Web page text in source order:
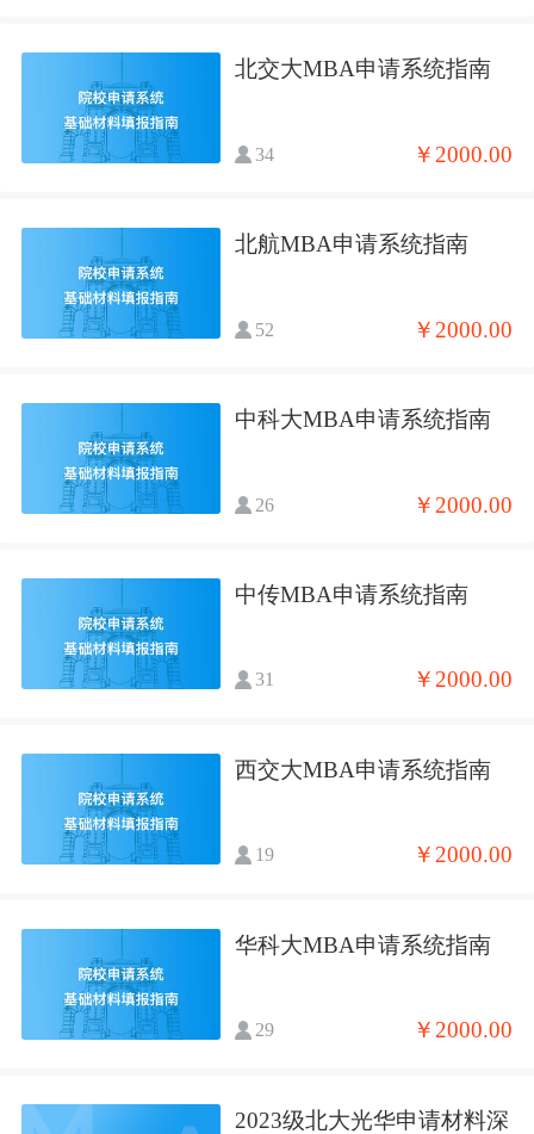
北交大MBA申请系统指南
34 ￥2000.00
北航MBA申请系统指南
52 ￥2000.00
中科大MBA申请系统指南
26 ￥2000.00
中传MBA申请系统指南
31 ￥2000.00
西交大MBA申请系统指南
19 ￥2000.00
华科大MBA申请系统指南
29 ￥2000.00
2023级北大光华申请材料深